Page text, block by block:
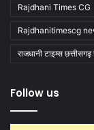
Rajdhani Times CG
Rajdhanitimescg
राजधानी टाइम्स
Follow us